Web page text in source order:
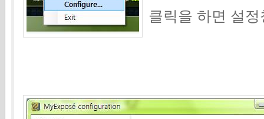
클릭을 하면 설